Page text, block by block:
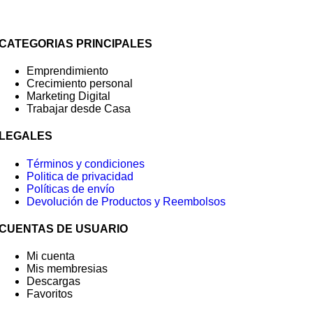
PRINCIPALES
Emprendimiento
Crecimiento personal
Marketing Digital
Trabajar desde Casa
Términos y condiciones
Politica de privacidad
Políticas de envío
Devolución de Productos y Reembolsos
DE USUARIO
Mi cuenta
Mis membresias
Descargas
Favoritos